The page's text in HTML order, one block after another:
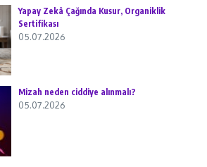
Yapay Zekâ Çağında Kusur, Organiklik
Sertifikası
05.07.2026
Mizah neden ciddiye alınmalı?
05.07.2026